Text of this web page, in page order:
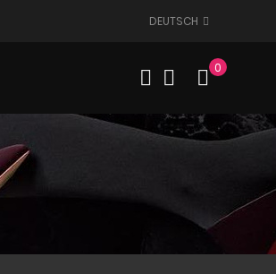
DEUTSCH
0